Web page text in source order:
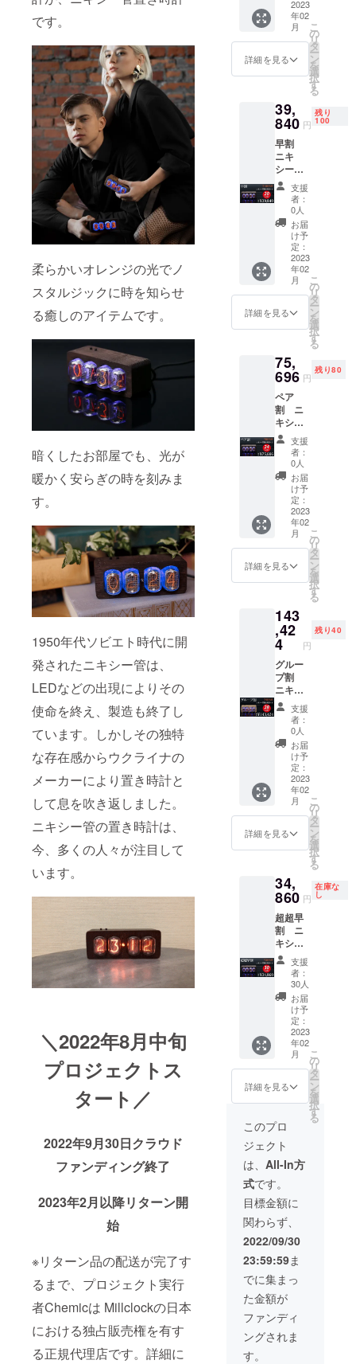
です。
柔らかいオレンジの光でノ
スタルジックに時を知らせ
る癒しのアイテムです。
暗くしたお部屋でも、光が
暖かく安らぎの時を刻みま
す。
1950年代ソビエト時代に開
発されたニキシー管は、
LEDなどの出現によりその
使命を終え、製造も終了し
ています。しかしその独特
な存在感からウクライナの
メーカーにより置き時計と
して息を吹き返しました。
ニキシー管の置き時計は、
今、多くの人々が注目して
います。
＼2022年8月中旬
プロジェクトス
タート／
2022年9月30日クラウド
ファンディング終了
2023年2月以降リターン開
始
※リターン品の配送が完了す
るまで、プロジェクト実行
者Chemicは Millclockの日本
における独占販売権を有す
る正規代理店です。詳細に
て頂きたい
と日本総代
理店販売契
約を決めま
した。困難
るウクライ
ナのひとび
とを支援し
たい、失わ
れつつある
伝統的な技
術をもった
ウクライナ
の生きる希
望の助けに
なりたい、
商品を通じ
て日本の皆
楽しむお手
伝いをした
いと考えま
す。おうち
時間をより
快適に過ご
していただ
きたい、そ
んな気持ち
から新しい
チャレンジ
をし続けま
す。タッグ
技術を、日
本で販売す
るためにも
皆さんのご
支援をいた
だければ幸
いです。今
後ともどう
ぞ宜しくお
願い致しま
す。
25％OF
-----------
----- 一
般販売
予定価
格
800】
(税込)
↓↓↓
【￥12,
450OFF
!!!】
↓↓↓ 超
早割
【￥37,
350】
(税込) --
-----------
-----------
お好み
の木製
ケース
を
「walnu
wood」
からお
選び下
さい。
walnut
（明る
い木製
枠）
alder
wood（
ダーク
な木製
枠）
2023
年02
月
詳細を見る
こ
の
リ
タ
ー
ン
を
選
択
す
る
39,
840 円
残り
100
早割
ニキ
シー管
置き時
計1個
（税込
み・送
料無
料）
20％OF
-----------
----- 一
般販売
予定価
格
800】
(税込)
↓↓↓
【￥9,9
60OFF!!
!】
↓↓↓ 早
【￥39,
840】
(税込) --
-----------
-----------
お好み
の木製
ケース
を
「walnu
wood」
からお
選び下
さい。
walnut
（明る
い木製
枠）
alder
wood（
ダーク
な木製
枠）
支援
者：
0人
お届
け予
定：
2023
年02
月
詳細を見る
こ
の
リ
タ
ー
ン
を
選
択
す
る
75,
696 円
残り80
ペア
割 ニ
キシー
管置き
時計2個
（税込
み・送
料無
料）
24％OF
-----------
----- 一
般販売
予定価
格
600】
(税込)
↓↓↓
【￥23,
904OFF
!!!】
↓↓↓ ペ
ア割
【￥75,
696】
(税込) --
-----------
-----------
お好み
の木製
ケース
を
「walnu
t」
「alder
からお
選び下
さい。
walnut
（明る
い木製
枠）
alder
wood（
ダーク
な木製
枠）
支援
者：
0人
お届
け予
定：
2023
年02
月
詳細を見る
こ
の
リ
タ
ー
ン
を
選
択
す
る
143
,42
4 円
残り40
グルー
プ割
ニキ
シー管
置き時
計4個
（税込
み・送
料無
料）
28％OF
-----------
----- 一
般販売
予定価
【￥199
,200】
(税込)
↓↓↓
【￥55,
776OFF
!!!】
↓↓↓ グ
ループ
割
【￥143
,424】
(税込) --
-----------
-----------
お好み
の木製
「walnu
t」
「alder
wood」
からお
選び下
さい。
walnut
（明る
い木製
枠）
alder
wood（
ダーク
な木製
枠）
支援
者：
0人
お届
け予
定：
2023
年02
月
詳細を見る
こ
の
リ
タ
ー
ン
を
選
択
す
る
34,
860 円
在庫な
し
超超早
割 ニ
キシー
管置き
時計1個
（税込
み・送
料無
料）
30％OF
-----------
----- 一
般販売
予定価
格
【￥49,
800】
(税込)
↓↓↓
【￥14,
940OFF
!!!】
↓↓↓ 超
超早割
【￥34,
860】
(税込) --
-----------
-----------
お好み
の木製
ケース
を
支援
者：
30人
お届
け予
定：
2023
年02
月
詳細を見る
こ
の
リ
タ
ー
ン
を
選
択
す
る
このプロ
ジェクト
は、 All-In方
式です。
目標金額に
関わらず、
2022/09/30
23:59:59ま
でに集まっ
た金額が
ファンディ
ングされま
す。